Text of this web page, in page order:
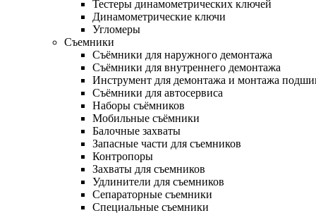
Тестеры динамометрических ключей
Динамометрические ключи
Угломеры
Съемники
Съёмники для наружного демонтажа
Съёмники для внутреннего демонтажа
Инструмент для демонтажа и монтажа
Съёмники для автосервиса
Наборы съёмников
Мобильные съёмники
Балочные захваты
Запасные части для съемников
Контропоры
Захваты для съемников
Удлинители для съемников
Сепараторные съемники
Специальные съемники